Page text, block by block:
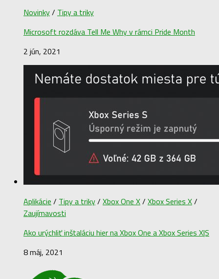
Novinky/ Tipy a triky
Microsoft rozdáva Tell Me Why v rámci Pride Month
2 jún, 2021
Aplikácie / Tipy a triky/ Xbox One X/ Xbox Series X/
Zaujímavosti
Ako urýchliť inštaláciu hier na Xbox One a Xbox Series X|S
8 máj, 2021